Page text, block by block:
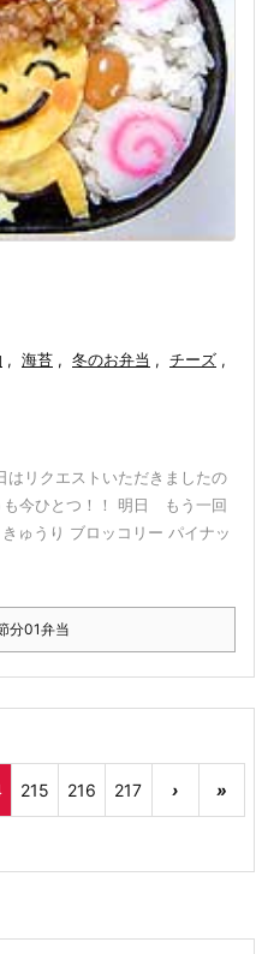
, 海苔 , 冬のお弁当 , チーズ ,
はリクエストいただきましたの
今ひとつ！！ 明日 もう一回
ゅうり ブロッコリー パイナッ
分01弁当
215 216 217 › »